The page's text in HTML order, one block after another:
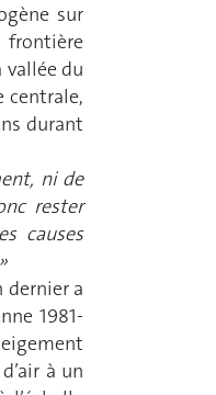
sur
frontière
vallée du
centrale,
durant
ni de
rester
causes
dernier a
1981-
à un